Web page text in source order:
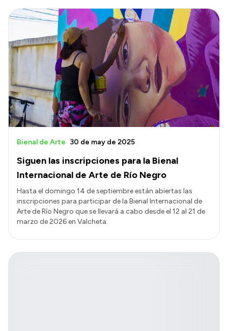
Siguen las inscripciones para la Bienal
Internacional de Arte de Río Negro
Bienal de Arte 30 de may de 2025
Hasta el domingo 14 de septiembre están abiertas las
inscripciones para participar de la Bienal Internacional de
Arte de Río Negro que se llevará a cabo desde el 12 al 21 de
marzo de 2026 en Valcheta.